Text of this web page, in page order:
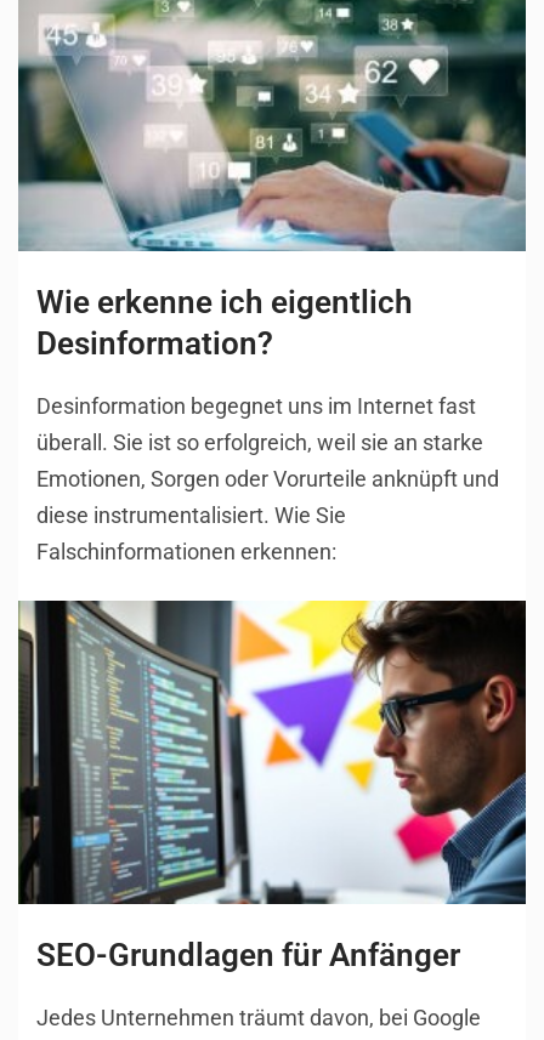
Wie erkenne ich eigentlich
Desinformation?
Desinformation begegnet uns im Internet fast
überall. Sie ist so erfolgreich, weil sie an starke
Emotionen, Sorgen oder Vorurteile anknüpft und
diese instrumentalisiert. Wie Sie
Falschinformationen erkennen:
SEO-Grundlagen für Anfänger
Jedes Unternehmen träumt davon, bei Google